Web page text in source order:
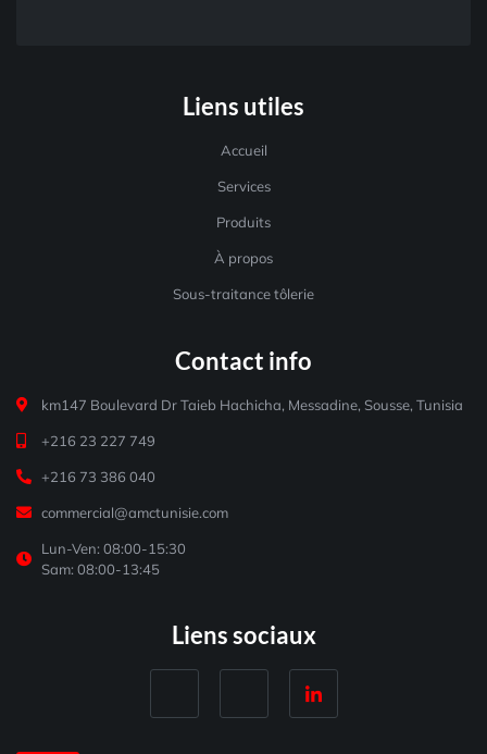
Liens utiles
Accueil
Services
Produits
À propos
Sous-traitance tôlerie
Contact info
km147 Boulevard Dr Taieb Hachicha, Messadine, Sousse, Tunisia
+216 23 227 749
+216 73 386 040
commercial@amctunisie.com
Lun-Ven: 08:00-15:30
Sam: 08:00-13:45
Liens sociaux